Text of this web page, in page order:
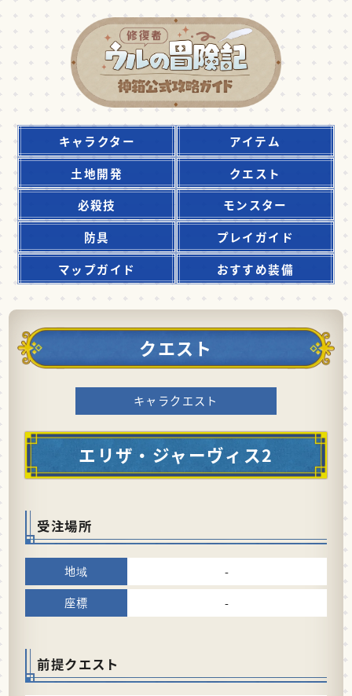
キャラクター
アイテム
土地開発
クエスト
必殺技
モンスター
防具
プレイガイド
マップガイド
おすすめ装備
クエスト
キャラクエスト
エリザ・ジャーヴィス2
受注場所
-
-
前提クエスト